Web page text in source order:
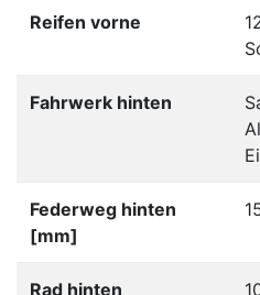
Reifen vorne
Fahrwerk hinten
Federweg hinten
[mm]
Rad hinten